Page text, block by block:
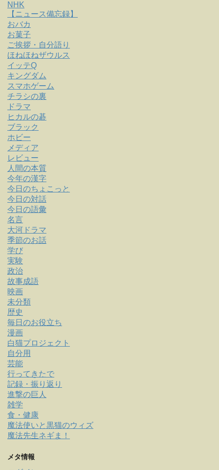
NHK
【ニュース備忘録】
おバカ
お菓子
ご挨拶・自分語り
ほねほねザウルス
イッテQ
キングダム
スマホゲーム
チラシの裏
ドラマ
ヒカルの碁
ブラック
ホビー
メディア
レビュー
人間の本質
今年の漢字
今日のちょこっと
今日の対話
今日の語彙
名言
大河ドラマ
季節のお話
学び
実験
政治
故事成語
映画
未分類
歴史
毎日のお役立ち
漫画
白猫プロジェクト
自分用
芸能
行ってきたで
記録・振り返り
進撃の巨人
雑学
食・健康
魔法使いと黒猫のウィズ
魔法先生ネギま！
メタ情報